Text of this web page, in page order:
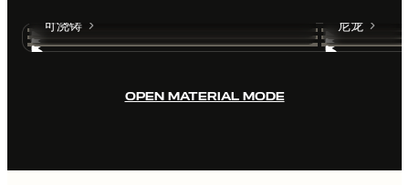
可浇铸 尼龙
OPEN MATERIAL MODE